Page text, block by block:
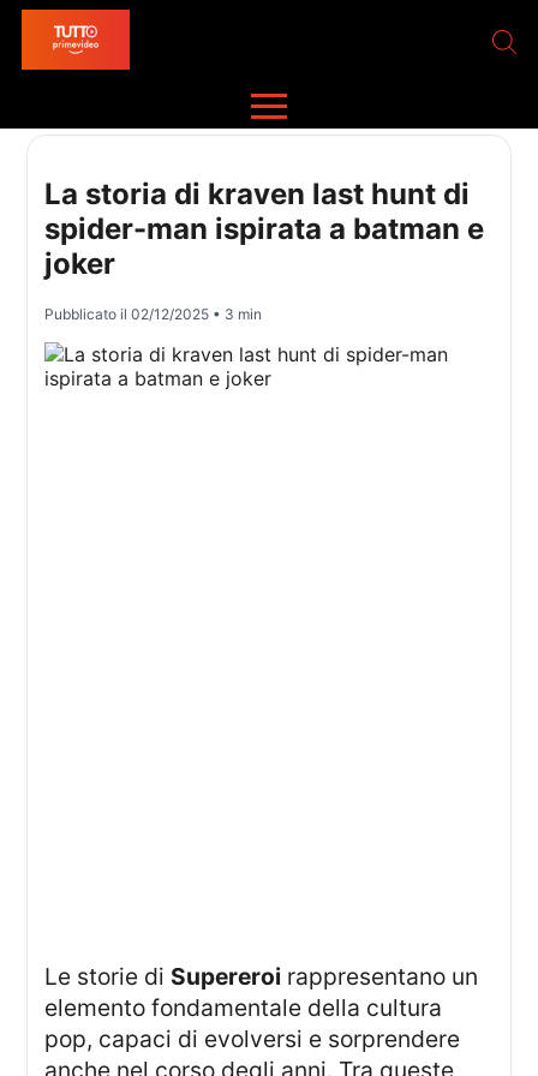
La storia di kraven last hunt di
spider-man ispirata a batman e
joker
Pubblicato il02/12/2025 • 3 min
Le storie di Supereroi rappresentano un
elemento fondamentale della cultura
pop, capaci di evolversi e sorprendere